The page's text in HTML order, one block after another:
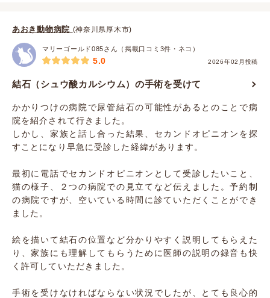
あおき動物病院 (神奈川県厚木市)
マリーゴールド085さん（掲載口コミ3件・ネコ）
2026年02月投稿
5.0
結石（シュウ酸カルシウム）の手術を受けて
かかりつけの病院で尿管結石の可能性があるとのことで病
院を紹介されて行きました。
しかし、家族と話し合った結果、セカンドオピニオンを探
すことになり早急に受診した経緯があります。
最初に電話でセカンドオピニオンとして受診したいこと、
猫の様子、２つの病院での見立てなど伝えました。予約制
の病院ですが、空いている時間に診ていただくことができ
ました。
絵を描いて結石の位置など分かりやすく説明してもらえた
り、家族にも理解してもらうために医師の説明の録音も快
く許可していただきました。
手術を受けなければならない状況でしたが、とても良心的